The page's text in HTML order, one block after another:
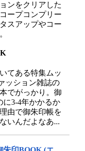
ンをクリアした
ープコンプリー
スアップやコー
てある特集ムッ
ッション雑誌の
でがっかり。御
に3-4年かかるか
由で御朱印帳を
いんだよなあ...